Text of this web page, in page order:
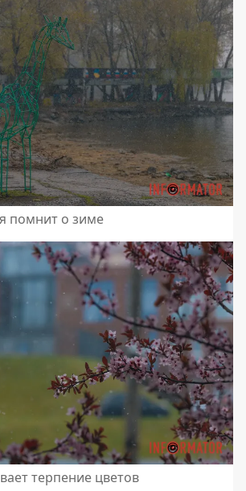
помнит о зиме
терпение цветов